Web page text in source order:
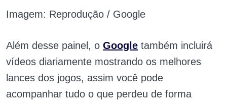
Imagem: Reprodução / Google
Além desse painel, o Google também incluirá
vídeos diariamente mostrando os melhores
lances dos jogos, assim você pode
acompanhar tudo o que perdeu de forma